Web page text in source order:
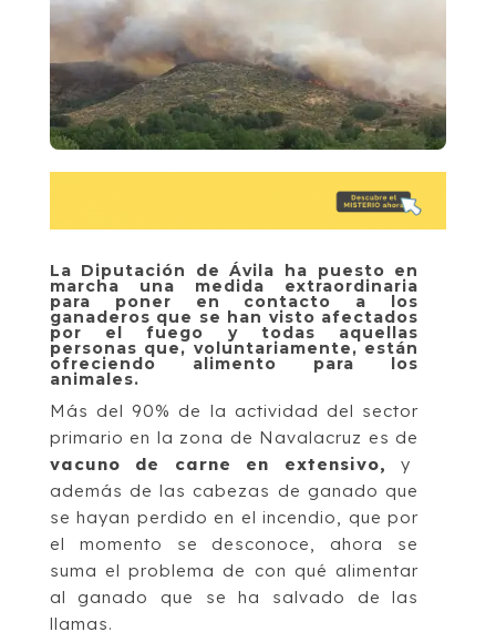
La Diputación de Ávila ha puesto en
marcha una medida extraordinaria
para poner en contacto a los
ganaderos que se han visto afectados
por el fuego y todas aquellas
personas que, voluntariamente, están
ofreciendo alimento para los
animales.
Más del 90% de la actividad del sector
primario en la zona de Navalacruz es de
vacuno de carne en extensivo,
y
además de las cabezas de ganado que
se hayan perdido en el incendio, que por
el momento se desconoce, ahora se
suma el problema de con qué alimentar
al ganado que se ha salvado de las
llamas.